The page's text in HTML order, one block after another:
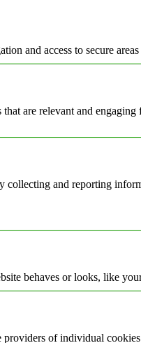
and access to secure
are relevant and
collecting and reporting
behaves or looks, like
providers of individual